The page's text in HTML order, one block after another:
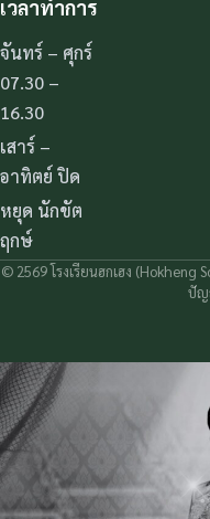
เวลาทำการ
จันทร์ – ศุกร์
07.30 –
16.30
เสาร์ –
อาทิตย์ ปิด
หยุด นักขัต
ฤกษ์
© 2569 โรงเรียนฮกเฮง (Hokheng
ปัญ